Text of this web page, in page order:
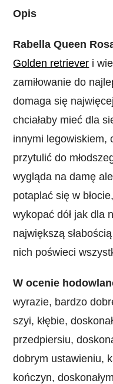
Opis
Rabella Queen
Golden retriever i
zamiłowanie do
domaga się
chciałaby mieć dla
innymi legowiskiem,
przytulić do
wygląda na damę
potaplać się w
wykopać dół jak dla
największą
nich poświeci
W ocenie
wyrazie, bardzo
szyi, kłębie,
przedpiersiu,
dobrym ustawieniu,
kończyn,